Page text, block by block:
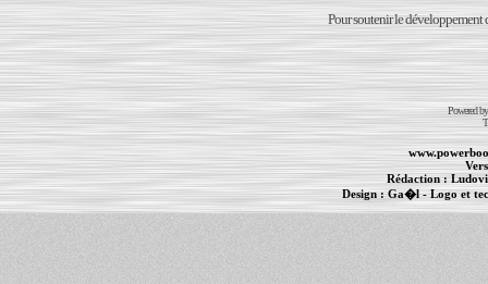
Pour soutenir le développement
Powered
Rédaction :
Design :Ga�l- Logo et
PowerBook